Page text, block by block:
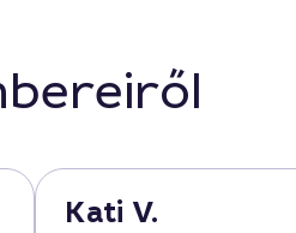
Kati V.